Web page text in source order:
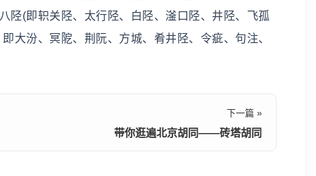
陉(即轵关陉、太行陉、白陉、滏口陉、井陉、飞孤
大汾、冥阸、荆阮、方城、肴井陉、令疵、句注、
下一篇 »
带你逛遍北京胡同——砖塔胡同